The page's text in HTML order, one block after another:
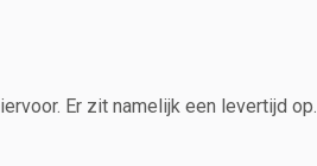
Er zit namelijk een levertijd op.